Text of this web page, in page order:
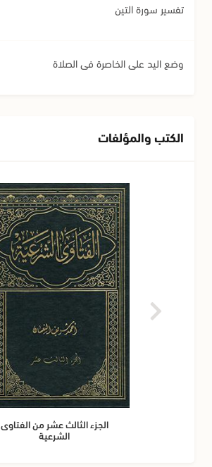
تفسير سورة التين
وضع اليد على الخاصرة في الصلاة
الكتب والمؤلفات
الجزء الثالث عشر من الفتاوى
الشرعية